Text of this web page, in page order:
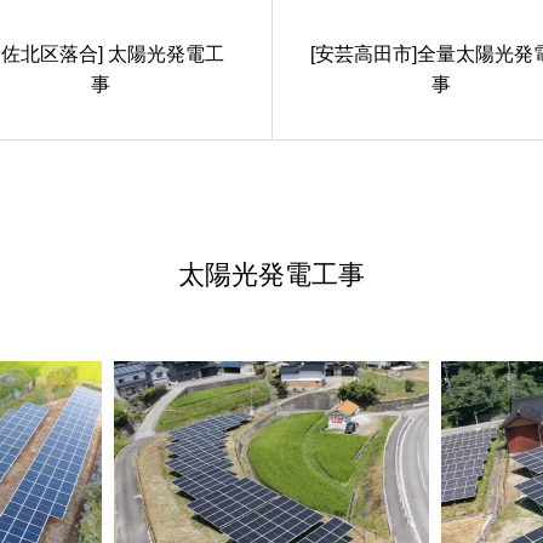
北区落合] 太陽光発電工
事
[安芸高田市]全量太陽光発
事
太陽光発電工事